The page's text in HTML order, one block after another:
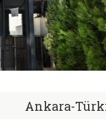
Ankara-